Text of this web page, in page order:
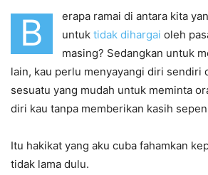
B
erapa ramai di antara kita
untuk tidak dihargai oleh
masing? Sedangkan untuk
lain, kau perlu menyayangi diri sendiri
sesuatu yang mudah untuk meminta
diri kau tanpa memberikan kasih
Itu hakikat yang aku cuba fahamkan
tidak lama dulu.